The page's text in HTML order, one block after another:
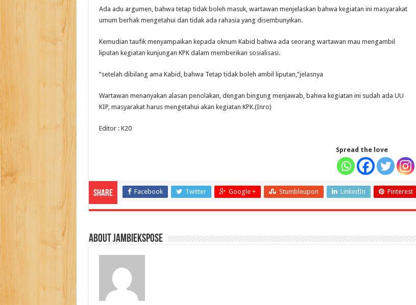
Ada adu argumen, bahwa tetap tidak boleh masuk, wartawan menjelaskan bahwa kegiatan ini masyarakat
umum berhak mengetahui dan tidak ada rahasia yang disembunyikan.
Kemudian taufik menyampaikan kepada oknum Kabid bahwa ada seorang wartawan mau mengambil
liputan kegiatan kunjungan KPK dalam memberikan sosialisasi.
“setelah dibilang ama Kabid, bahwa Tetap tidak boleh ambil liputan,”jelasnya
Wartawan menanyakan alasan penolakan, dengan bingung menjawab, bahwa kegiatan ini sudah ada UU
KIP, masyarakat harus mengetahui akan kegiatan KPK.(Inro)
Editor : K20
Spread the love
Share Facebook Twitter Google + Stumbleupon LinkedIn Pinterest
About jambiekspose